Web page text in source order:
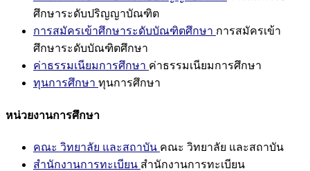
ศึกษาระดับปริญญาบัณฑิต
การสมัครเข้าศึกษาระดับบัณฑิตศึกษา การสมัครเข้า
ศึกษาระดับบัณฑิตศึกษา
ค่าธรรมเนียมการศึกษา ค่าธรรมเนียมการศึกษา
ทุนการศึกษา ทุนการศึกษา
หน่วยงานการศึกษา
คณะ วิทยาลัย และสถาบัน คณะ วิทยาลัย และสถาบัน
สำนักงานการทะเบียน สำนักงานการทะเบียน